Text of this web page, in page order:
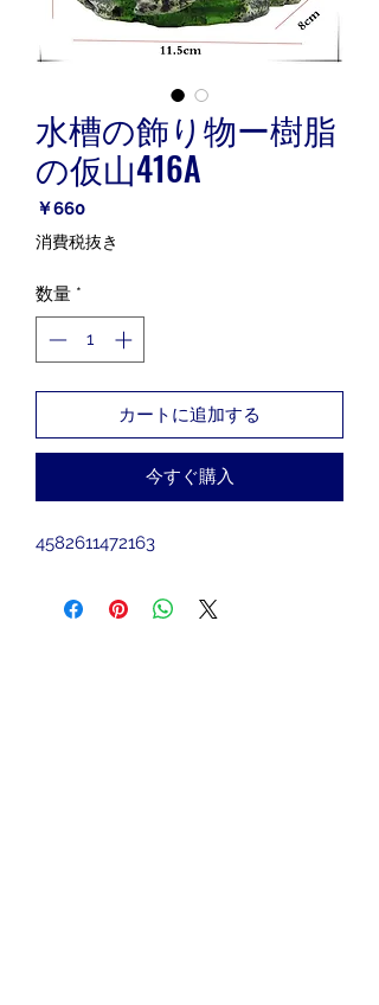
水槽の飾り物ー樹脂
の仮山416A
￥660価
格
消費税抜き
数量 *
カートに追加する
今すぐ購入
4582611472163